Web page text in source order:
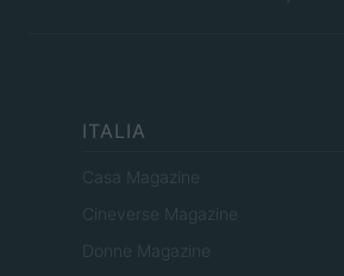
ITALIA
Casa Magazine
Cineverse Magazine
Donne Magazine